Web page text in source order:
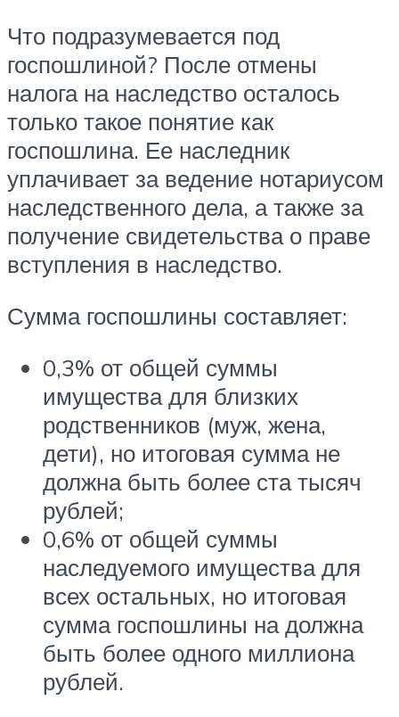
Что подразумевается под
госпошлиной? После отмены
налога на наследство осталось
только такое понятие как
госпошлина. Ее наследник
уплачивает за ведение нотариусом
наследственного дела, а также за
получение свидетельства о праве
вступления в наследство.
Сумма госпошлины составляет:
0,3% от общей суммы
имущества для близких
родственников (муж, жена,
дети), но итоговая сумма не
должна быть более ста тысяч
рублей;
0,6% от общей суммы
наследуемого имущества для
всех остальных, но итоговая
сумма госпошлины на должна
быть более одного миллиона
рублей.